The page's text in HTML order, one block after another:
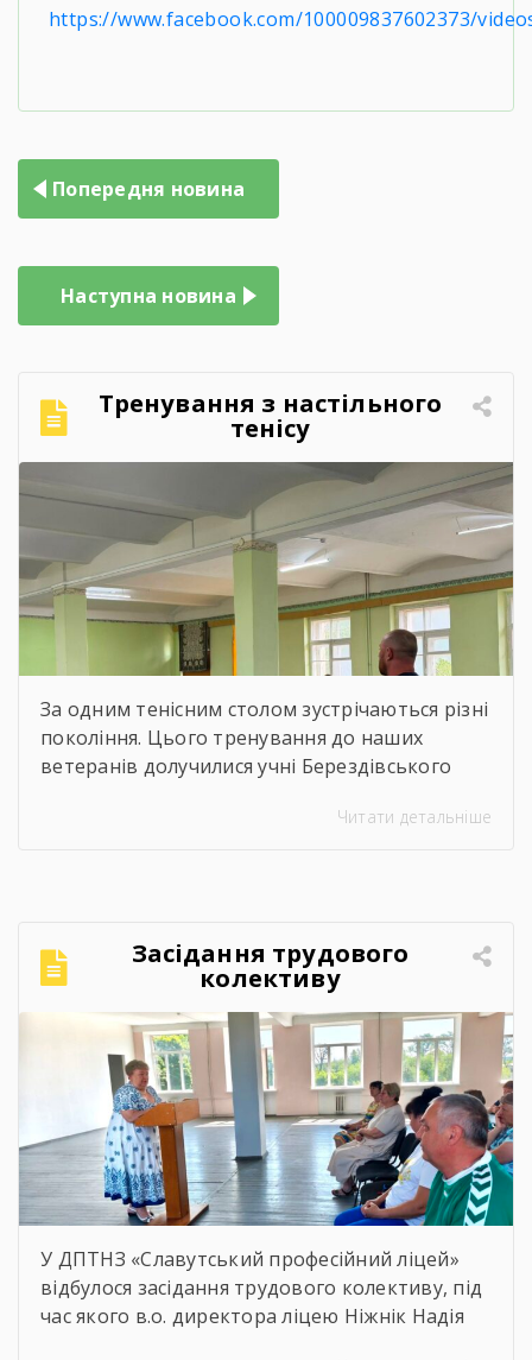
https://www.facebook.com/100009837602373/
Попередня новина
Наступна новина
Тренування з настільного
тенісу
За одним тенісним столом зустрічаються різні
покоління. Цього тренування до наших
ветеранів долучилися учні Берездівського
усмішок і щирого спілкування. Саме такі
відволіктися від буденності […]
Читати детальніше
Засідання трудового
колективу
У ДПТНЗ «Славутський професійний ліцей»
відбулося засідання трудового колективу, під
час якого в.о. директора ліцею Ніжнік Надія